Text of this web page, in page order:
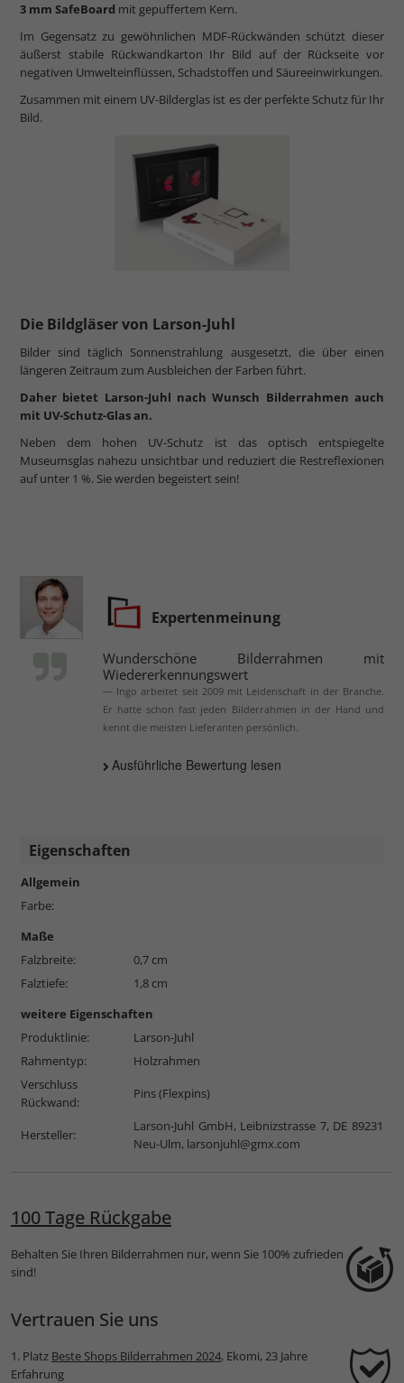
3 mm SafeBoard mit gepuffertem Kern.
Im Gegensatz zu gewöhnlichen MDF-Rückwänden schützt dieser
äußerst stabile Rückwandkarton Ihr Bild auf der Rückseite vor
negativen Umwelteinflüssen, Schadstoffen und Säureeinwirkungen.
Zusammen mit einem UV-Bilderglas ist es der perfekte Schutz für Ihr
Bild.
Die Bildgläser von Larson-Juhl
Bilder sind täglich Sonnenstrahlung ausgesetzt, die über einen
längeren Zeitraum zum Ausbleichen der Farben führt.
Daher bietet Larson-Juhl nach Wunsch Bilderrahmen auch
mit UV-Schutz-Glas an.
Neben dem hohen UV-Schutz ist das optisch entspiegelte
Museumsglas nahezu unsichtbar und reduziert die Restreflexionen
auf unter 1 %. Sie werden begeistert sein!
Expertenmeinung
Wunderschöne Bilderrahmen mit
Wiedererkennungswert
Ingo arbeitet seit 2009 mit Leidenschaft in der Branche.
Er hatte schon fast jeden Bilderrahmen in der Hand und
kennt die meisten Lieferanten persönlich.
Ausführliche Bewertung lesen
Eigenschaften
Allgemein
Farbe:
Maße
Falzbreite:
0,7 cm
Falztiefe:
1,8 cm
weitere Eigenschaften
Produktlinie:
Larson-Juhl
Rahmentyp:
Holzrahmen
Verschluss
Rückwand:
Pins (Flexpins)
Hersteller:
Larson-Juhl GmbH, Leibnizstrasse 7, DE 89231
Neu-Ulm, larsonjuhl@gmx.com
100 Tage Rückgabe
Behalten Sie Ihren Bilderrahmen nur, wenn Sie 100% zufrieden
sind!
Vertrauen Sie uns
1. Platz Beste Shops Bilderrahmen 2024, Ekomi, 23 Jahre
Erfahrung